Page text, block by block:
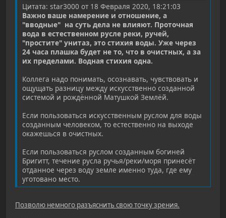
Цитата: star3000 от 18 Февраля 2020, 18:21:03
Важно ваше намерение и отношение, а
"вводные" на суть дела не влияют. Проточная
вода в естественном русле реки, ручей,
"простите" унитаз, это стихия воды. Уже через
24 часа плашка будет не то, что в очистных, а за
их пределами. Водная стихия одна.
Коллега надо понимать, осознавать, чувствовать и
ощущать разницу между искусственно созданной
системой и рождённой Матушкой Землёй.
Если пользоваться искусственным руслом для воды
созданным человеком, то естественно на выходе
окажешься в очистных.
Если пользоваться руслом созданным богиней
Бригитт, течение русла ручья/реки/моря принесёт
отданное через воду земле именно туда, где ему
уготовано место.
Позволю немного разъяснить свою точку зрения.